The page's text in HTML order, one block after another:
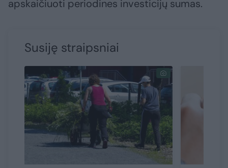
apskaičiuoti periodines investicijų sumas.
Susiję straipsniai